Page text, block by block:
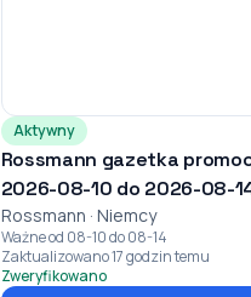
Aktywny
Rossmann gazetka
2026-08-10 do 2026-08-
Rossmann · Niemcy
Ważne od 08-10 do 08-14
Zaktualizowano 17 godzin temu
Zweryfikowano